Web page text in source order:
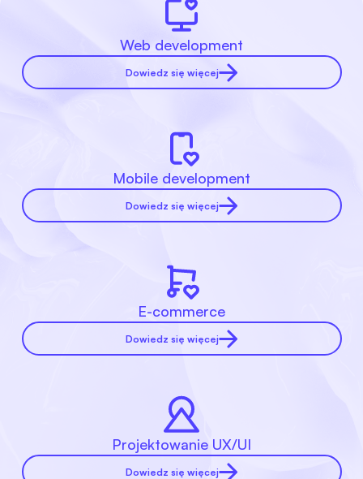
Web development
Dowiedz się więcej
Mobile development
Dowiedz się więcej
E-commerce
Dowiedz się więcej
Projektowanie UX/UI
Dowiedz się więcej